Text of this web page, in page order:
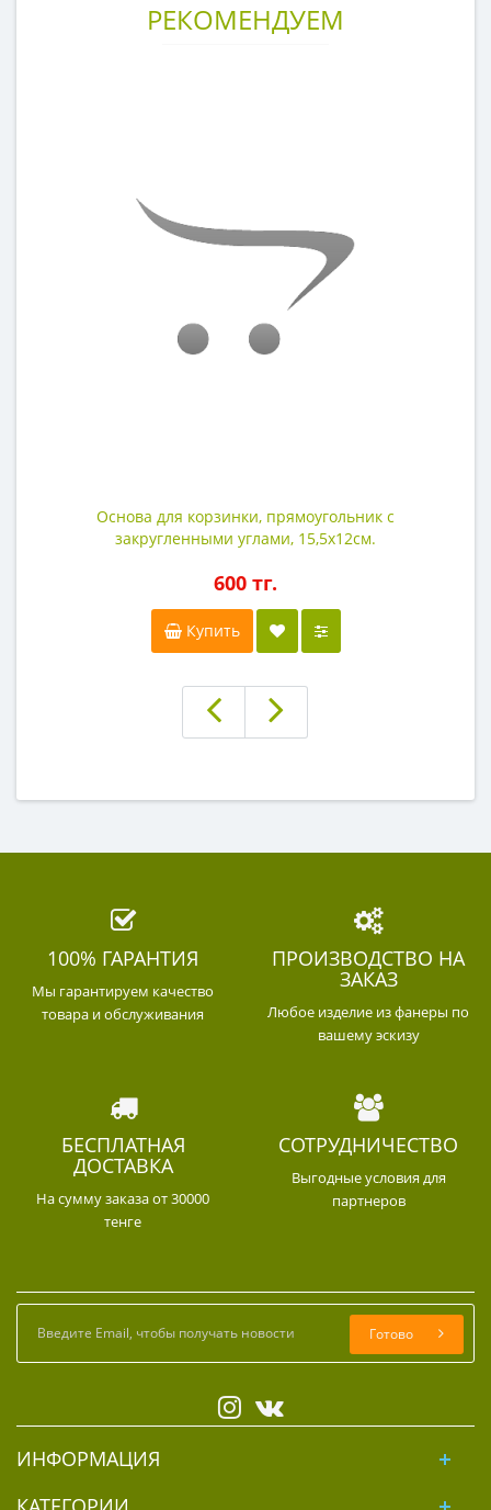
РЕКОМЕНДУЕМ
Основа для корзинки, прямоугольник с
закругленными углами, 15,5х12см.
600 тг.
Купить
100% ГАРАНТИЯ
Мы гарантируем качество
товара и обслуживания
ПРОИЗВОДСТВО НА
ЗАКАЗ
Любое изделие из фанеры по
вашему эскизу
БЕСПЛАТНАЯ
ДОСТАВКА
На сумму заказа от 30000
тенге
СОТРУДНИЧЕСТВО
Выгодные условия для
партнеров
Готово
ИНФОРМАЦИЯ